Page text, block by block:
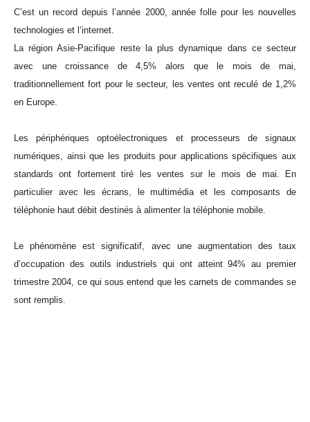
C’est un record depuis l’année 2000, année folle pour les nouvelles
technologies et l’internet.
La région Asie-Pacifique reste la plus dynamique dans ce secteur
avec une croissance de 4,5% alors que le mois de mai,
traditionnellement fort pour le secteur, les ventes ont reculé de 1,2%
en Europe.
Les périphériques optoélectroniques et processeurs de signaux
numériques, ainsi que les produits pour applications spécifiques aux
standards ont fortement tiré les ventes sur le mois de mai. En
particulier avec les écrans, le multimédia et les composants de
téléphonie haut débit destinés à alimenter la téléphonie mobile.
Le phénomène est significatif, avec une augmentation des taux
d’occupation des outils industriels qui ont atteint 94% au premier
trimestre 2004, ce qui sous entend que les carnets de commandes se
sont remplis.